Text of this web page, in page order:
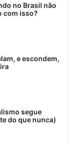
no Brasil não
com isso?
e escondem,
segue
do que nunca)